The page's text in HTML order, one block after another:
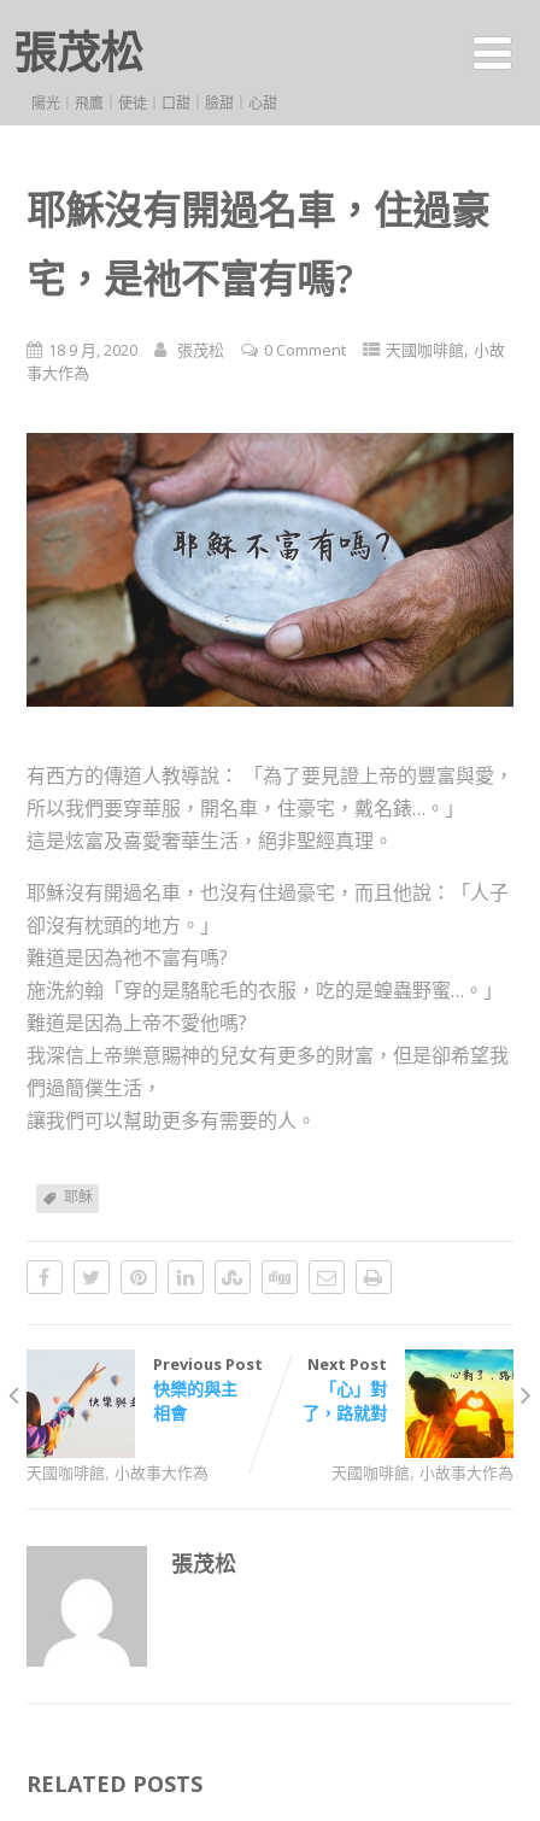
張茂松
陽光｜飛鷹｜使徒｜口甜｜臉甜｜心甜
耶穌沒有開過名車，住過豪
宅，是祂不富有嗎?
18 9 月, 2020 張茂松 0 Comment 天國咖啡館, 小故
事大作為
有西方的傳道人教導說： 「為了要見證上帝的豐富與愛，
所以我們要穿華服，開名車，住豪宅，戴名錶…。」
這是炫富及喜愛奢華生活，絕非聖經真理。
耶穌沒有開過名車，也沒有住過豪宅，而且他說：「人子
卻沒有枕頭的地方。」
難道是因為祂不富有嗎?
施洗約翰「穿的是駱駝毛的衣服，吃的是蝗蟲野蜜…。」
難道是因為上帝不愛他嗎?
我深信上帝樂意賜神的兒女有更多的財富，但是卻希望我
們過簡僕生活，
讓我們可以幫助更多有需要的人。
耶穌
Previous Post
快樂的與主
相會
天國咖啡館, 小故事大作為
Next Post
「心」對
了，路就對
天國咖啡館,小故事大作為
張茂松
RELATED POSTS